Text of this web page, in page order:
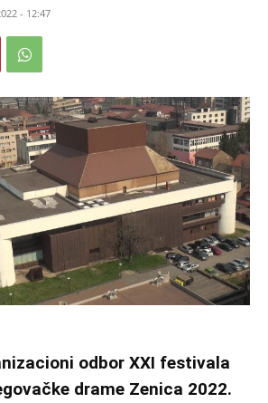
- 12:47
odbor XXI festivala
drame Zenica 2022.